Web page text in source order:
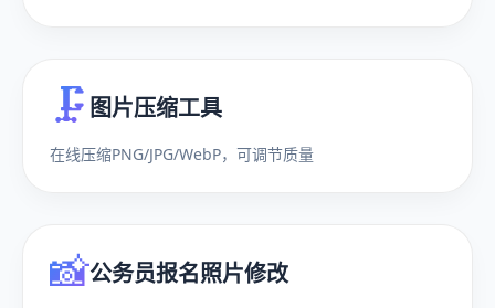
🗜️ 图片压缩工具
在线压缩PNG/JPG/WebP，可调节质量
📸公务员报名照片修改